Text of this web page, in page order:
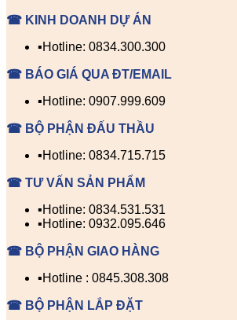
☎ KINH DOANH DỰ ÁN
▪️Hotline: 0834.300.300
☎ BÁO GIÁ QUA ĐT/EMAIL
▪️Hotline: 0907.999.609
☎ BỘ PHẬN ĐẤU THẦU
▪️Hotline: 0834.715.715
☎ TƯ VẤN SẢN PHẨM
▪️Hotline: 0834.531.531
▪️Hotline: 0932.095.646
☎ BỘ PHẬN GIAO HÀNG
▪️Hotline : 0845.308.308
☎ BỘ PHẬN LẮP ĐẶT